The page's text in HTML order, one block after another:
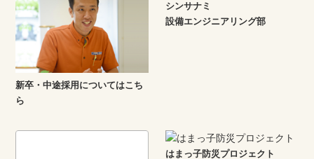
新卒・中途採用についてはこち
ら
シンサナミ
設備エンジニアリング部
はまっ子防災プロジェクト